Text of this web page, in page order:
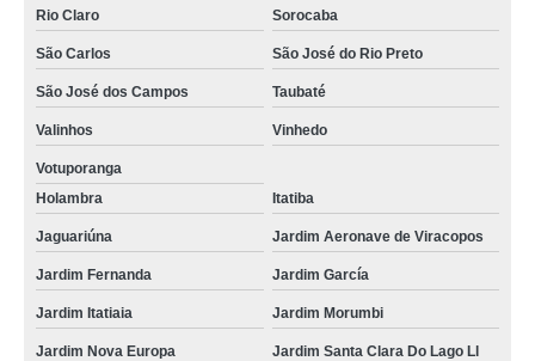
Rio Claro Sorocaba
São Carlos São José do Rio Preto
São José dos Campos Taubaté
Valinhos Vinhedo
Votuporanga
Holambra
Itatiba
Jaguariúna Jardim Aeronave de Viracopos
Jardim Fernanda Jardim García
Jardim Itatiaia Jardim Morumbi
Jardim Nova Europa Jardim Santa Clara Do Lago Ll